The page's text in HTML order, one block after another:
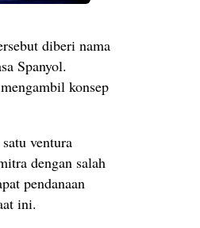
diberi nama
Spanyol.
konsep
ventura
dengan salah
pendanaan
ini.